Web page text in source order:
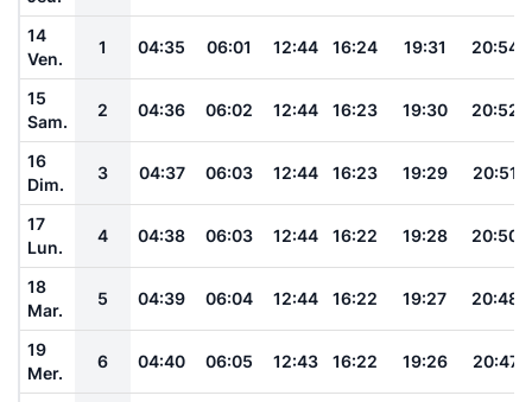
14
Ven.
1 04:35 06:01 12:44 16:24 19:31 20:54
15
Sam.
2 04:36 06:02 12:44 16:23 19:30 20:52
16
Dim.
3 04:37 06:03 12:44 16:23 19:29 20:51
17
Lun.
4 04:38 06:03 12:44 16:22 19:28 20:50
18
Mar.
5 04:39 06:04 12:44 16:22 19:27 20:48
19
Mer.
6 04:40 06:05 12:43 16:22 19:26 20:47